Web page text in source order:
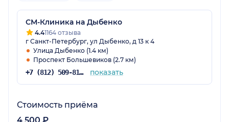
СМ-Клиника на Дыбенко
4.41164 отзыва
г Санкт-Петербург, ул Дыбенко, д 13 к 4
Улица Дыбенко (1.4 км)
Проспект Большевиков (2.7 км)
+7 (812) 509-81-68 показать
Стоимость приёма